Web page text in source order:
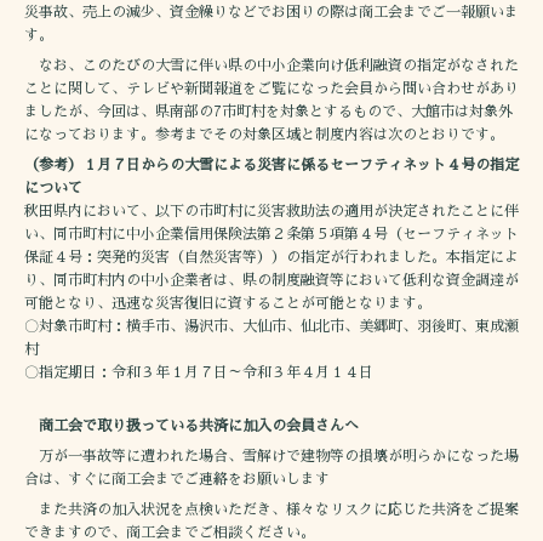
災事故、売上の減少、資金繰りなどでお困りの際は商工会までご一報願いま
す。
なお、このたびの大雪に伴い県の中小企業向け低利融資の指定がなされた
ことに関して、テレビや新聞報道をご覧になった会員から問い合わせがあり
ましたが、今回は、県南部の7市町村を対象とするもので、大館市は対象外
になっております。参考までその対象区域と制度内容は次のとおりです。
（参考）１月７日からの大雪による災害に係るセーフティネット４号の指定
について
秋田県内において、以下の市町村に災害救助法の適用が決定されたことに伴
い、同市町村に中小企業信用保険法第２条第５項第４号（セーフティネット
保証４号：突発的災害（自然災害等））の指定が行われました。本指定によ
り、同市町村内の中小企業者は、県の制度融資等において低利な資金調達が
可能となり、迅速な災害復旧に資することが可能となります。
〇対象市町村：横手市、湯沢市、大仙市、仙北市、美郷町、羽後町、東成瀬
村
〇指定期日：令和３年１月７日～令和３年４月１４日
商工会で取り扱っている共済に加入の会員さんへ
万が一事故等に遭われた場合、雪解けで建物等の損壊が明らかになった場
合は、すぐに商工会までご連絡をお願いします
また共済の加入状況を点検いただき、様々なリスクに応じた共済をご提案
できますので、商工会までご相談ください。